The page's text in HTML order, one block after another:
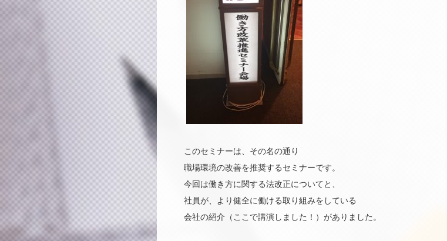
このセミナーは、その名の通り
職場環境の改善を推奨するセミナーです。
今回は働き方に関する法改正についてと、
社員が、より健全に働ける取り組みをしている
会社の紹介（ここで講演しました！）がありました。